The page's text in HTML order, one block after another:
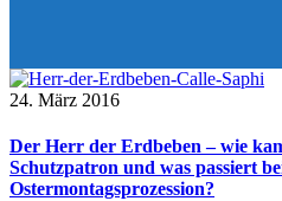
24. März 2016
Der Herr der Erdbeben – wie
Schutzpatron und was passiert
Ostermontagsprozession?